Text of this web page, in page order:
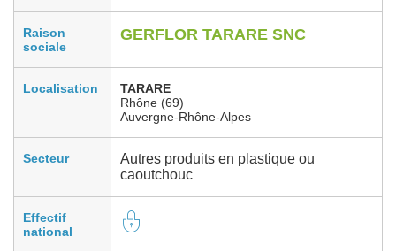
Raison
sociale
GERFLOR TARARE SNC
Localisation
TARARE
Rhône (69)
Auvergne-Rhône-Alpes
Secteur
Autres produits en plastique ou
caoutchouc
Effectif
national